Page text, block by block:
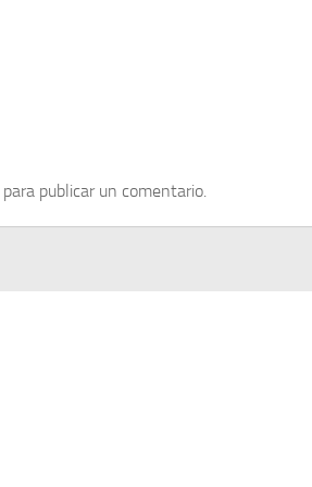
para publicar un comentario.